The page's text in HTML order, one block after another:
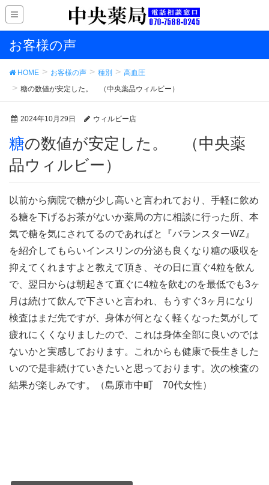
お客様の声
HOME お客様の声 種別
高血圧
糖の数値が安定した。 （中央薬品ウィルビー）
2024年10月29日 ウィルビー店
糖の数値が安定した。 （中央薬
品ウィルビー）
以前から病院で糖が少し高いと言われており、手軽に飲め
る糖を下げるお茶がないか薬局の方に相談に行った所、本
気で糖を気にされてるのであればと『バランスターWZ』
を紹介してもらいインスリンの分泌も良くなり糖の吸収を
抑えてくれますよと教えて頂き、その日に直ぐ4粒を飲ん
で、翌日からは朝起きて直ぐに4粒を飲むのを最低でも3ヶ
月は続けて飲んで下さいと言われ、もうすぐ3ヶ月になり
検査はまだ先ですが、身体が何となく軽くなった気がして
疲れにくくなりましたので、これは身体全部に良いのでは
ないかと実感しております。これからも健康で長生きした
いので是非続けていきたいと思っております。次の検査の
結果が楽しみです。（島原市中町 70代女性）